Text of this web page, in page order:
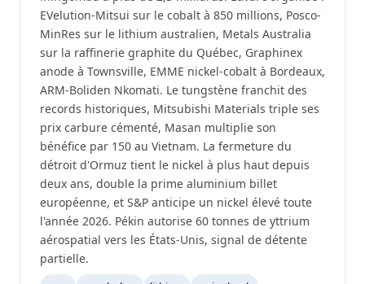
EVelution-Mitsui sur le cobalt à 850 millions, Posco-
MinRes sur le lithium australien, Metals Australia
sur la raffinerie graphite du Québec, Graphinex
anode à Townsville, EMME nickel-cobalt à Bordeaux,
ARM-Boliden Nkomati. Le tungstène franchit des
records historiques, Mitsubishi Materials triple ses
prix carbure cémenté, Masan multiplie son
bénéfice par 150 au Vietnam. La fermeture du
détroit d'Ormuz tient le nickel à plus haut depuis
deux ans, double la prime aluminium billet
européenne, et S&P anticipe un nickel élevé toute
l'année 2026. Pékin autorise 60 tonnes de yttrium
aérospatial vers les États-Unis, signal de détente
partielle.